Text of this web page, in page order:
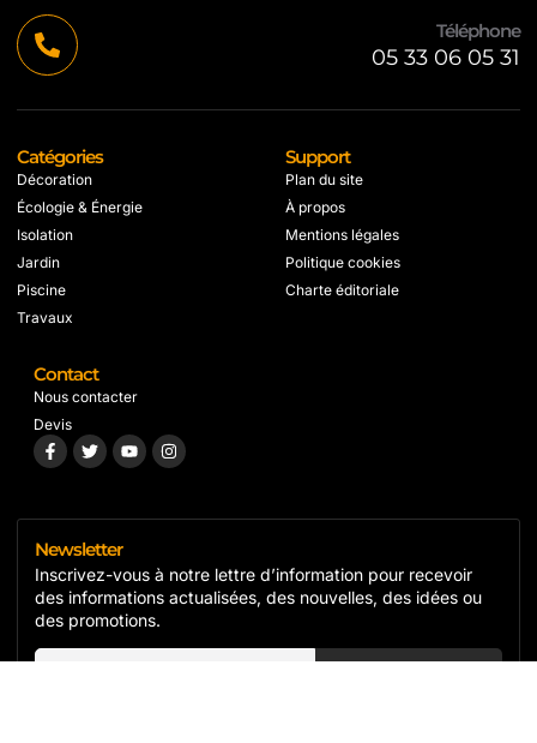
Téléphone
05 33 06 05 31
Catégories
Décoration
Écologie & Énergie
Isolation
Jardin
Piscine
Travaux
Support
Plan du site
À propos
Mentions légales
Politique cookies
Charte éditoriale
Contact
Nous contacter
Devis
Newsletter
Inscrivez-vous à notre lettre d’information pour recevoir
des informations actualisées, des nouvelles, des idées ou
des promotions.